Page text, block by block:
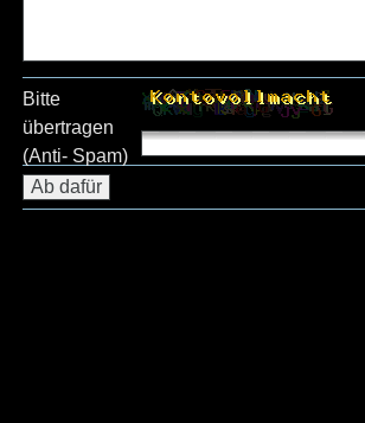
Bitte
übertragen
(Anti- Spam)